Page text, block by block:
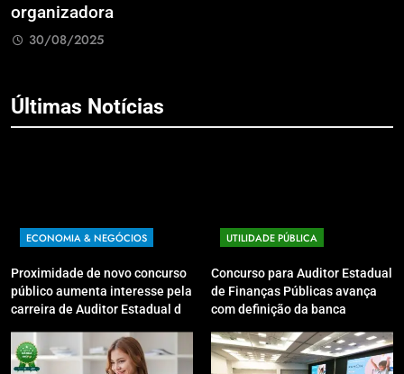
organizadora
30/08/2025
Últimas Notícias
ECONOMIA & NEGÓCIOS
Proximidade de novo concurso
público aumenta interesse pela
carreira de Auditor Estadual de
Youtube irá sanar dúvidas
UTILIDADE PÚBLICA
Concurso para Auditor Estadual
de Finanças Públicas avança
com definição da banca